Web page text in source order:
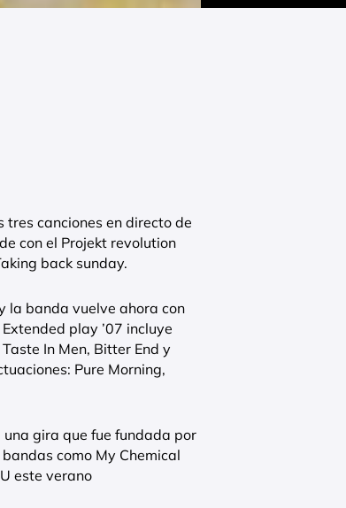
tres canciones en directo de
con el Projekt revolution
back sunday.
la banda vuelve ahora con
play ’07 incluye
In Men, Bitter End y
Pure Morning,
una gira que fue fundada por
como My Chemical
este verano